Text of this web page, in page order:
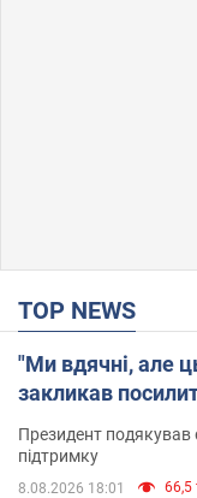
TOP NEWS
"Ми вдячні, але
закликав
Президент
підтримку
8.08.2026 18:01 66,5